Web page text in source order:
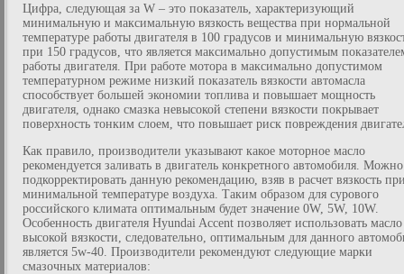
Цифра, следующая за W – это показатель, характеризующий
минимальную и максимальную вязкость вещества при нормальной
температуре работы двигателя в 100 градусов и минимальную
при 150 градусов, что является максимально допустимым
работы двигателя. При работе мотора в максимально допустимом
температурном режиме низкий показатель вязкости автомасла
способствует большей экономии топлива и повышает мощность
двигателя, однако смазка невысокой степени вязкости покрывает
поверхность тонким слоем, что повышает риск повреждения
Как правило, производители указывают какое моторное масло
рекомендуется заливать в двигатель конкретного автомобиля. Можно
подкорректировать данную рекомендацию, взяв в расчет вязкость
минимальной температуре воздуха. Таким образом для сурового
российского климата оптимальным будет значение 0W, 5W, 10W.
Особенность двигателя Hyundai Accent позволяет использовать масло
высокой вязкости, следовательно, оптимальным для данного
является 5w-40. Производители рекомендуют следующие марки
смазочных материалов: